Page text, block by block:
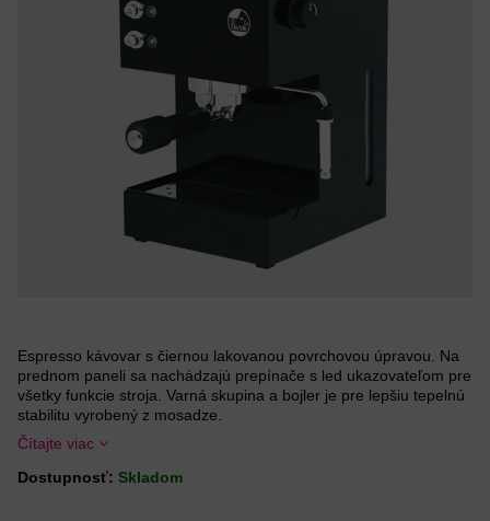
Espresso kávovar s čiernou lakovanou povrchovou úpravou. Na
prednom paneli sa nachádzajú prepínače s led ukazovateľom pre
všetky funkcie stroja. Varná skupina a bojler je pre lepšiu tepelnú
stabilitu vyrobený z mosadze.
Čítajte viac
Dostupnosť: Skladom